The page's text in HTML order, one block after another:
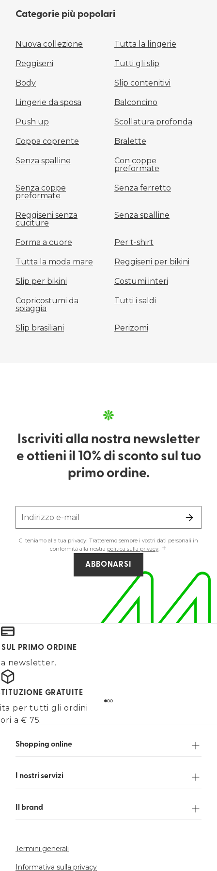
Categorie più popolari
Nuova collezione Tutta la lingerie
Reggiseni Tutti gli slip
Body Slip contenitivi
Lingerie da sposa Balconcino
Push up Scollatura profonda
Coppa coprente Bralette
Senza spalline
Con coppe
preformate
Senza coppe
preformate
Senza ferretto
Reggiseni senza
cuciture
Senza spalline
Forma a cuore Per t-shirt
Tutta la moda mare Reggiseni per bikini
Slip per bikini Costumi interi
Copricostumi da
spiaggia
Tutti i saldi
Slip brasiliani Perizomi
Iscriviti alla nostra newsletter
e ottieni il 10% di sconto sul tuo
primo ordine.
Indirizzo e-mail
Ci teniamo alla tua privacy! Tratteremo sempre i vostri dati personali in
conformità alla nostra politica sulla privacy.
ABBONARSI
PRIMO ORDINE
newsletter.
GRATUITE
per tutti gli ordini
a € 75.
Shopping online
I nostri servizi
Il brand
Termini generali
Informativa sulla privacy